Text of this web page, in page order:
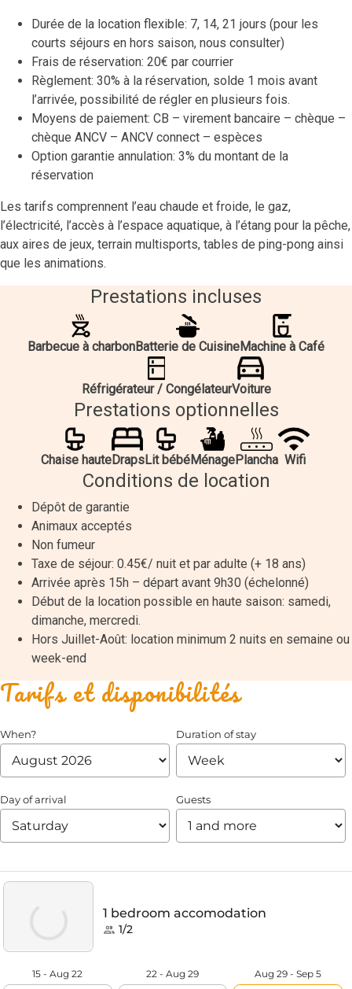
Durée de la location flexible: 7, 14, 21 jours (pour les
courts séjours en hors saison, nous consulter)
Frais de réservation: 20€ par courrier
Règlement: 30% à la réservation, solde 1 mois avant
l’arrivée, possibilité de régler en plusieurs fois.
Moyens de paiement: CB – virement bancaire – chèque –
chèque ANCV – ANCV connect – espèces
Option garantie annulation: 3% du montant de la
réservation
Les tarifs comprennent l’eau chaude et froide, le gaz,
l’électricité, l’accès à l’espace aquatique, à l’étang pour la pêche,
aux aires de jeux, terrain multisports, tables de ping-pong ainsi
que les animations.
Prestations incluses
Barbecue à charbonBatterie de CuisineMachine à Café
Réfrigérateur / CongélateurVoiture
Prestations optionnelles
Chaise hauteDrapsLit bébéMénagePlancha Wifi
Conditions de location
Dépôt de garantie
Animaux acceptés
Non fumeur
Taxe de séjour: 0.45€/ nuit et par adulte (+ 18 ans)
Arrivée après 15h – départ avant 9h30 (échelonné)
Début de la location possible en haute saison: samedi,
dimanche, mercredi.
Hors Juillet-Août: location minimum 2 nuits en semaine ou
week-end
Tarifs et disponibilités